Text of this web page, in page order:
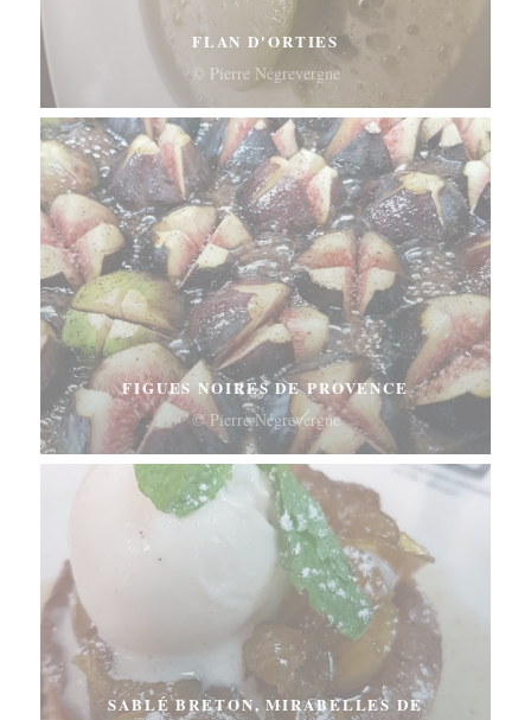
FLAN D'ORTIES
© Pierre Négrevergne
FIGUES NOIRES DE PROVENCE
© Pierre Négrevergne
SABLÉ BRETON, MIRABELLES DE